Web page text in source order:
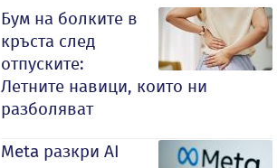
Бум на болките в
кръста след
отпуските:
Летните навици, които ни
разболяват
Meta разкри AI